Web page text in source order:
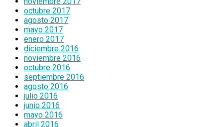
octubre 2017
agosto 2017
mayo 2017
enero 2017
diciembre 2016
noviembre 2016
octubre 2016
septiembre 2016
agosto 2016
julio 2016
junio 2016
mayo 2016
abril 2016